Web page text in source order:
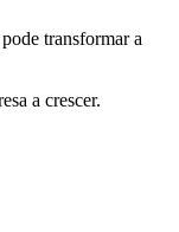
transformar a
a crescer.